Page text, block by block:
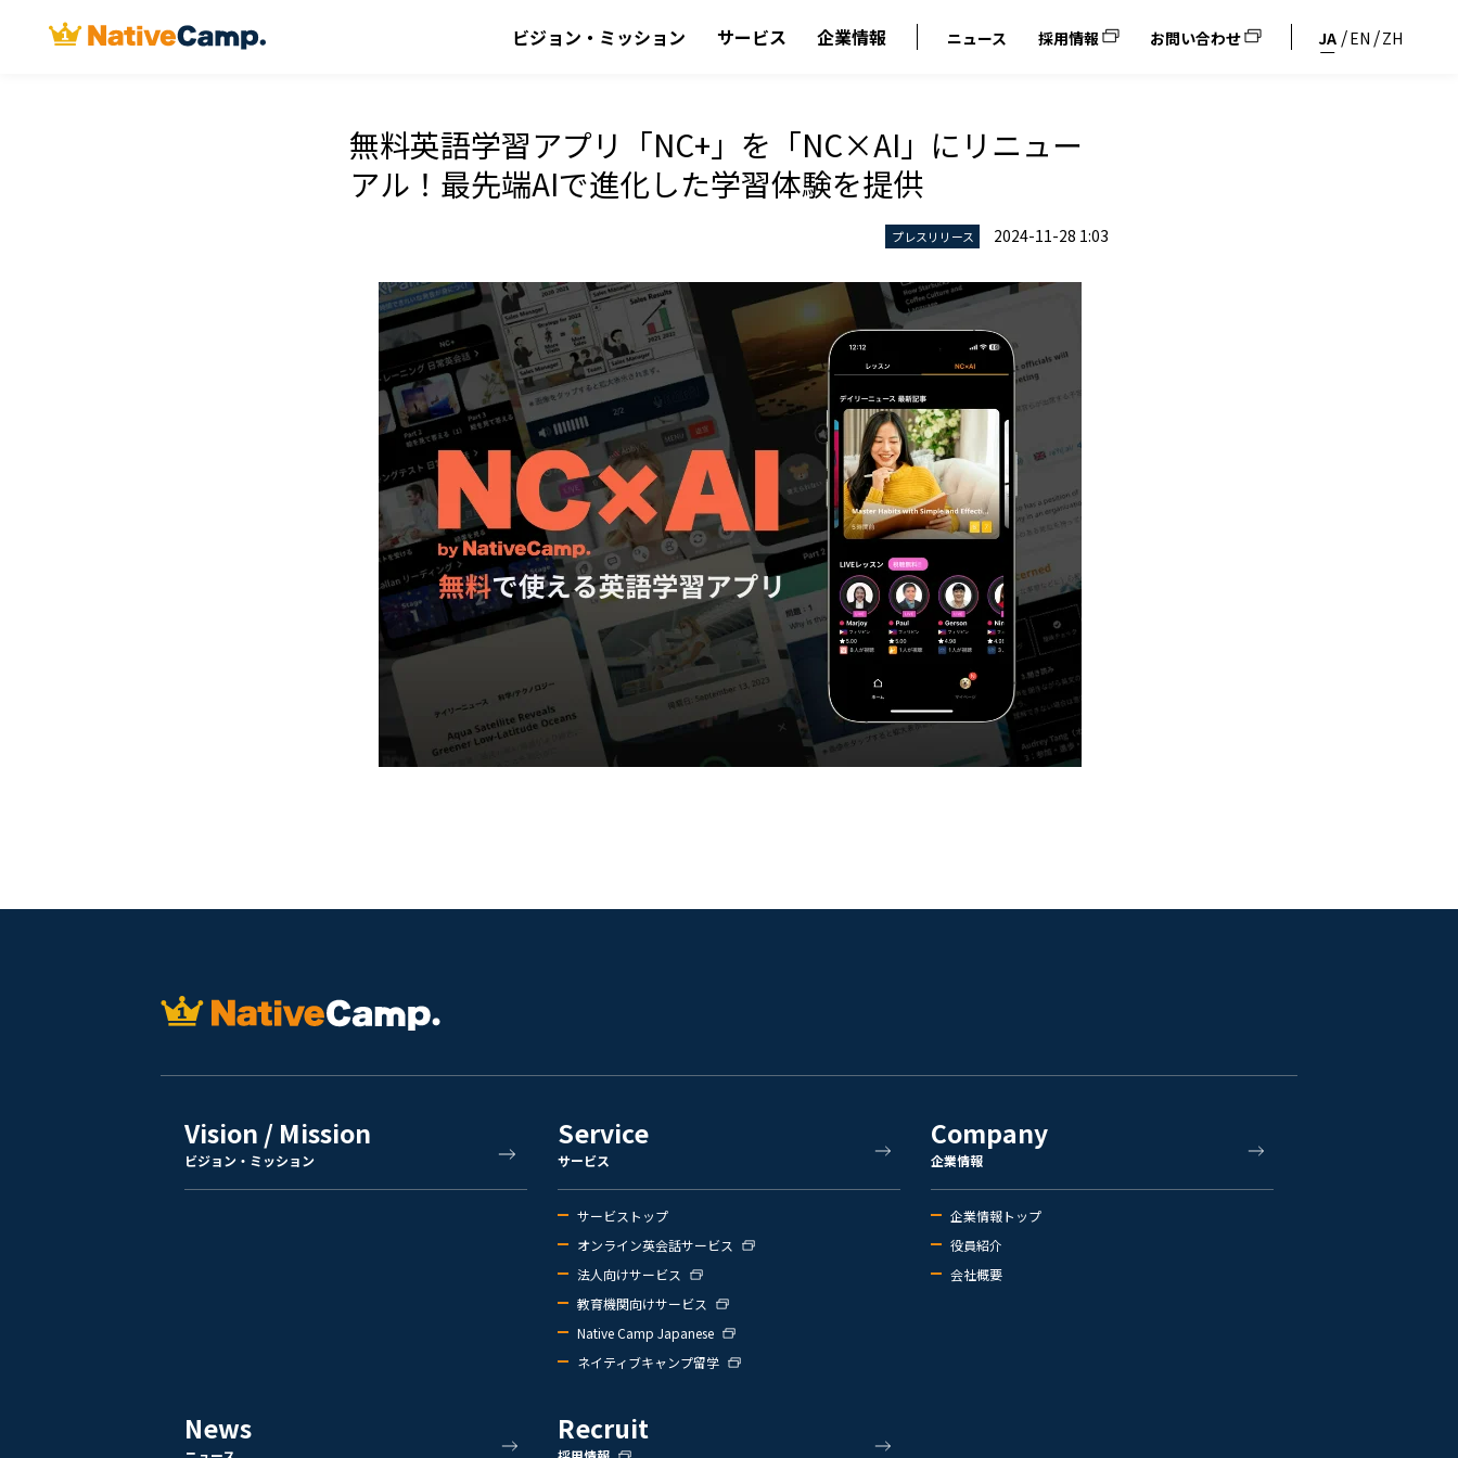
ビジョン・ミッション サービス 企業情報 ニュース 採用情報 お問い合わせ JA EN ZH
無料英語学習アプリ「NC+」を「NC×AI」にリニュー
アル！最先端AIで進化した学習体験を提供
プレスリリース 2024-11-28 1:03
Vision / Mission
ビジョン・ミッション
Service
サービス
サービストップ
オンライン英会話サービス
法人向けサービス
教育機関向けサービス
Native Camp Japanese
ネイティブキャンプ留学
Company
企業情報
企業情報トップ
役員紹介
会社概要
News Recruit